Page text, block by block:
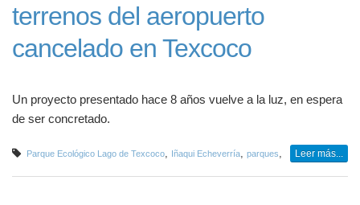
terrenos del aeropuerto
cancelado en Texcoco
Un proyecto presentado hace 8 años vuelve a la luz, en espera
de ser concretado.
Parque Ecológico Lago de Texcoco Iñaqui Echeverría parques Leer más...